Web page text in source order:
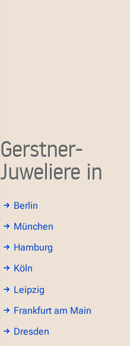
Gerstner-
Juweliere in
Berlin
München
Hamburg
Köln
Leipzig
Frankfurt am Main
Dresden